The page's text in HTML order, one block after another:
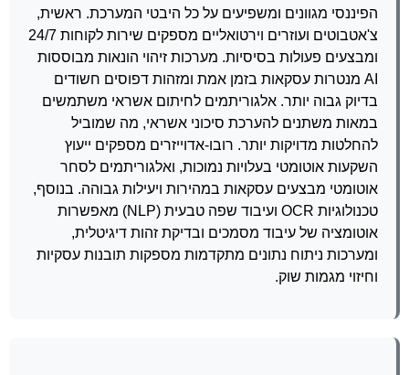
הפיננסי מגוונים ומשפיעים על כל היבטי המערכת. ראשית,
צ'אטבוטים ועוזרים וירטואליים מספקים שירות לקוחות 24/7
ומבצעים פעולות בסיסיות. מערכות זיהוי הונאות מבוססות
AI מנטרות עסקאות בזמן אמת ומזהות דפוסים חשודים
בדיוק גבוה יותר. אלגוריתמים לחיתום אשראי משתמשים
במאות משתנים להערכת סיכוני אשראי, מה שמוביל
להחלטות מדויקות יותר. רובו-אדוייזרים מספקים ייעוץ
השקעות אוטומטי בעלויות נמוכות, ואלגוריתמים לסחר
אוטומטי מבצעים עסקאות במהירות ויעילות גבוהה. בנוסף,
טכנולוגיות OCR ועיבוד שפה טבעית (NLP) מאפשרות
אוטומציה של עיבוד מסמכים ובדיקת זהות דיגיטלית,
ומערכות ניתוח נתונים מתקדמות מספקות תובנות עסקיות
וחיזוי מגמות שוק.